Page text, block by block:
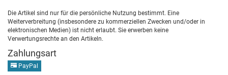
Die Artikel sind nur für die persönliche Nutzung bestimmt. Eine
Weiterverbreitung (insbesondere zu kommerziellen Zwecken und/oder in
elektronischen Medien) ist nicht erlaubt. Sie erwerben keine
Verwertungsrechte an den Artikeln.
Zahlungsart
PayPal